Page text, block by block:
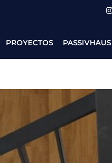
PROYECTOS PASSIVHAUS